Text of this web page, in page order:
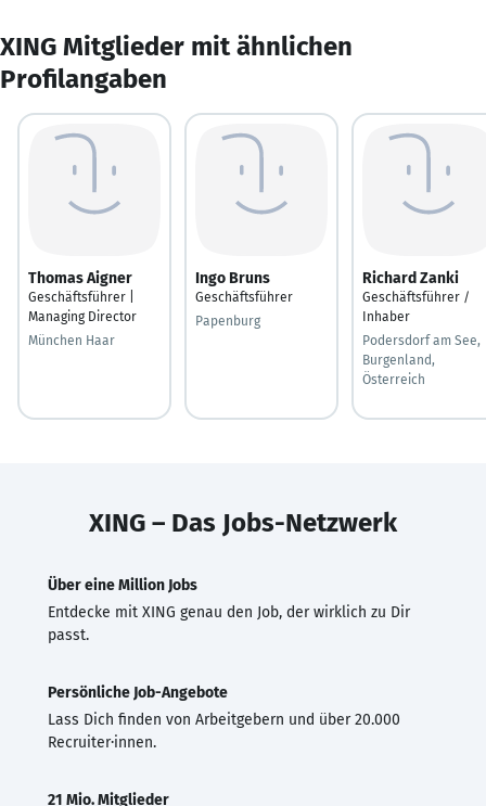
XING Mitglieder mit ähnlichen
Profilangaben
Thomas Aigner
Geschäftsführer |
Managing Director
München Haar
Ingo Bruns
Geschäftsführer
Papenburg
Richard Zanki
Geschäftsführer /
Inhaber
Podersdorf am See,
Burgenland,
Österreich
XING – Das Jobs-Netzwerk
Über eine Million Jobs
Entdecke mit XING genau den Job, der wirklich zu Dir
passt.
Persönliche Job-Angebote
Lass Dich finden von Arbeitgebern und über 20.000
Recruiter·innen.
21 Mio. Mitglieder